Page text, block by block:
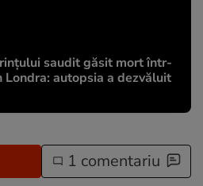
saudit găsit mort într-
Londra: autopsia a dezvăluit
1 comentariu